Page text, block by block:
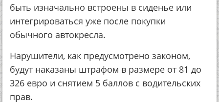
быть изначально встроены в сиденье или
интегрироваться уже после покупки
обычного автокресла.
Нарушители, как предусмотрено законом,
будут наказаны штрафом в размере от 81 до
326 евро и снятием 5 баллов с водительских
прав.